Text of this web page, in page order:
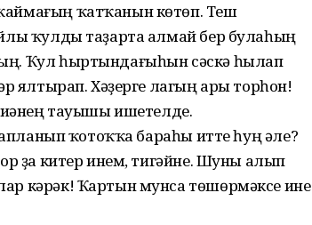
ҡатҡанын көтөп. Теш
ҡулды таҙарта алмай бер булаһың
Ҡул һыртындағыһын сәскә һылап
ялтырап. Хәҙерге лагың ары торһон!
тауышы ишетелде.
ҡотоҡҡа бараһы итте һуң әле?
ҙа китер инем, тигәйне. Шуны алып
кәрәк! Ҡартын мунса төшөрмәксе ине